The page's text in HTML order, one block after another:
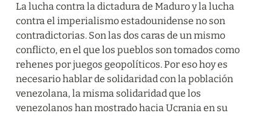
La lucha contra la dictadura de Maduro y la lucha
contra el imperialismo estadounidense no son
contradictorias. Son las dos caras de un mismo
conflicto, en el que los pueblos son tomados como
rehenes por juegos geopolíticos. Por eso hoy es
necesario hablar de solidaridad con la población
venezolana, la misma solidaridad que los
venezolanos han mostrado hacia Ucrania en su